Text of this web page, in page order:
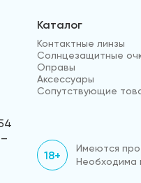
Каталог
Контактные линзы
Солнцезащитные
Оправы
Аксессуары
Сопутствующие
18+
Имеются
Необходима